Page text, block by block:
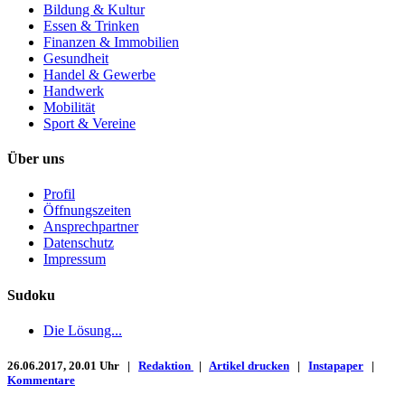
Bildung & Kultur
Essen & Trinken
Finanzen & Immobilien
Gesundheit
Handel & Gewerbe
Handwerk
Mobilität
Sport & Vereine
Über uns
Profil
Öffnungszeiten
Ansprechpartner
Datenschutz
Impressum
Sudoku
Die Lösung...
26.06.2017, 20.01 Uhr | Redaktion | Artikel drucken | Instapaper |
Kommentare